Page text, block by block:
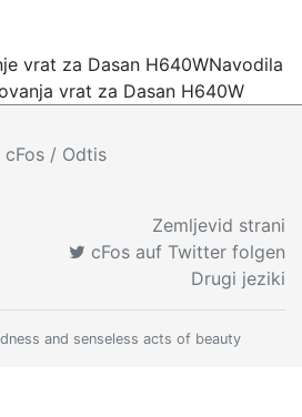
vrat za Dasan H640WNavodila
vrat za Dasan H640W
/ Odtis
Zemljevid strani
cFos auf Twitter folgen
Drugi jeziki
and senseless acts of beauty